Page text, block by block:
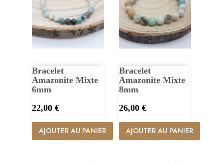
Bracelet
Amazonite Mixte
6mm
Prix
22,00 €
AJOUTER AU PANIER
Bracelet
Amazonite Mixte
8mm
Prix
26,00 €
AJOUTER AU PANIER